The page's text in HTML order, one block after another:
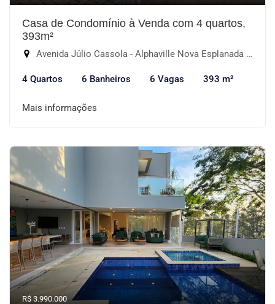
Casa de Condomínio à Venda com 4 quartos,
393m²
Avenida Júlio Cassola - Alphaville Nova Esplanada IV, Votorantim-SP
4 Quartos 6 Banheiros 6 Vagas 393 m²
Mais informações
R$ 3.990.000